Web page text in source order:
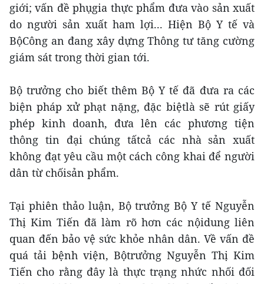
giới; vấn đề phụgia thực phẩm đưa vào sản xuất
do người sản xuất ham lợi... Hiện Bộ Y tế và
BộCông an đang xây dựng Thông tư tăng cường
giám sát trong thời gian tới.
Bộ trưởng cho biết thêm Bộ Y tế đã đưa ra các
biện pháp xử phạt nặng, đặc biệtlà sẽ rút giấy
phép kinh doanh, đưa lên các phương tiện
thông tin đại chúng tấtcả các nhà sản xuất
không đạt yêu cầu một cách công khai để người
dân từ chốisản phẩm.
Tại phiên thảo luận, Bộ trưởng Bộ Y tế Nguyễn
Thị Kim Tiến đã làm rõ hơn các nộidung liên
quan đến bảo vệ sức khỏe nhân dân. Về vấn đề
quá tải bệnh viện, Bộtrưởng Nguyễn Thị Kim
Tiến cho rằng đây là thực trạng nhức nhối đối